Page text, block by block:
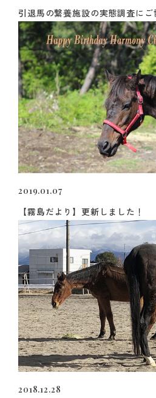
引退馬の繋養施設の実態調査にご
2019.01.07
【霧島だより】更新しました！
2018.12.28